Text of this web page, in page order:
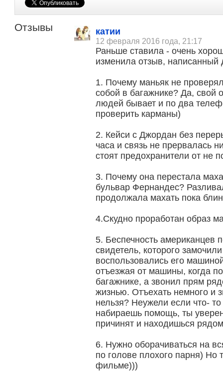
Отзывы катии
12 февраля 2016 года, 21:17
Раньше ставила - очень
изменила отзыв, написанный
1. Почему маньяк не
собой в багажнике? Да, свой
людей бывает и по два
проверить карманы)
2. Кейси с Джордан без
часа и связь не прервалась
стоят предохранители от не
3. Почему она перестала
бульвар Фернандес?
продолжала махать пока
4.Скудно проработан образ
5. Беспечность американцев
свидетель, которого
воспользовались его
отъезжая от машины, когда
багажнике, а звонил прям
жизнью. Отъехать немного и
нельзя? Неужели если что-
набираешь помощь, ты
причинят и находишься
6. Нужно оборачиваться на
по голове плохого парня) Но
фильме)))